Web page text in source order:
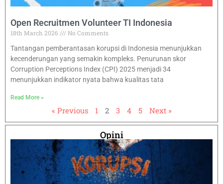
Open Recruitmen Volunteer TI Indonesia
18th March 2026
No Comments
Tantangan pemberantasan korupsi di Indonesia menunjukkan
kecenderungan yang semakin kompleks. Penurunan skor
Corruption Perceptions Index (CPI) 2025 menjadi 34
menunjukkan indikator nyata bahwa kualitas tata
Read More »
« Previous 1 2 3 4 5 Next »
Opini